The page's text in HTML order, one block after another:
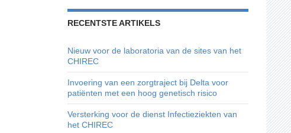
RECENTSTE ARTIKELS
Nieuw voor de laboratoria van de sites van het
CHIREC
Invoering van een zorgtraject bij Delta voor
patiënten met een hoog genetisch risico
Versterking voor de dienst Infectieziekten van
het CHIREC